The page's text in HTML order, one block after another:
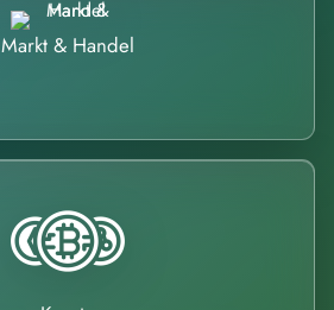
Markt & Handel